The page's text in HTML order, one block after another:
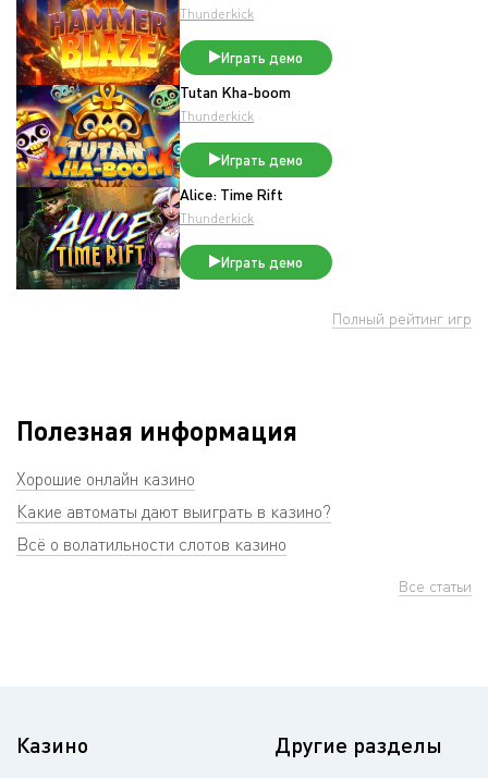
Thunderkick
Играть демо
Tutan Kha-boom
Thunderkick
Играть демо
Alice: Time Rift
Thunderkick
Играть демо
Полный рейтинг игр
Полезная информация
Хорошие онлайн казино
Какие автоматы дают выиграть в казино?
Всё о волатильности слотов казино
Все статьи
Казино Другие разделы